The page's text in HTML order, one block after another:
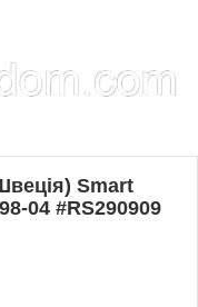
Smart
04 #RS290909